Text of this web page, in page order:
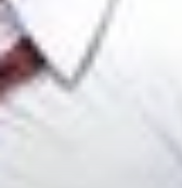
Supernatural
Xuyên Không